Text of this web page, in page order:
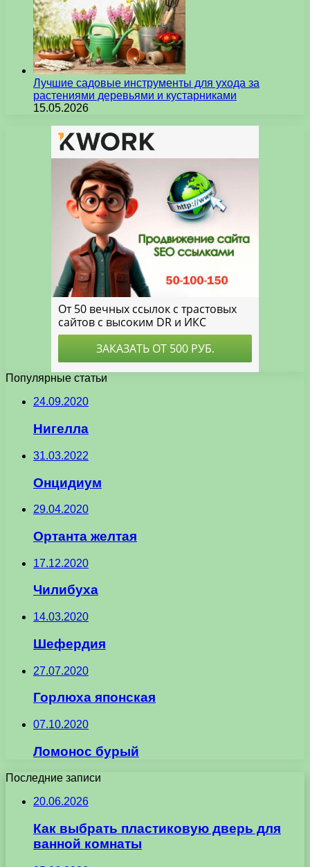
Лучшие садовые инструменты для ухода за
растениями деревьями и кустарниками
15.05.2026
Популярные статьи
24.09.2020
Нигелла
31.03.2022
Онцидиум
29.04.2020
Ортанта желтая
17.12.2020
Чилибуха
14.03.2020
Шефердия
27.07.2020
Горлюха японская
07.10.2020
Ломонос бурый
Последние записи
20.06.2026
Как выбрать пластиковую дверь для
ванной комнаты